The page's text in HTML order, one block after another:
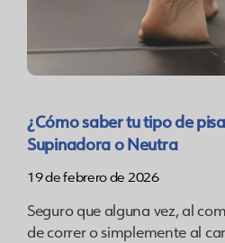
¿Cómo saber tu tipo de
Supinadora o Neutra
19 de febrero de 2026
Seguro que alguna vez, al
de correr o simplemente al